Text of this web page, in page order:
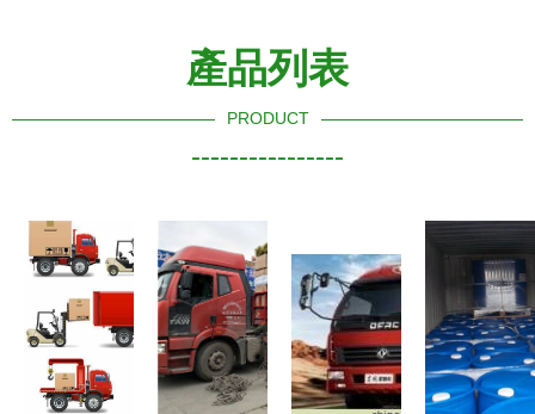
產品列表
PRODUCT
----------------